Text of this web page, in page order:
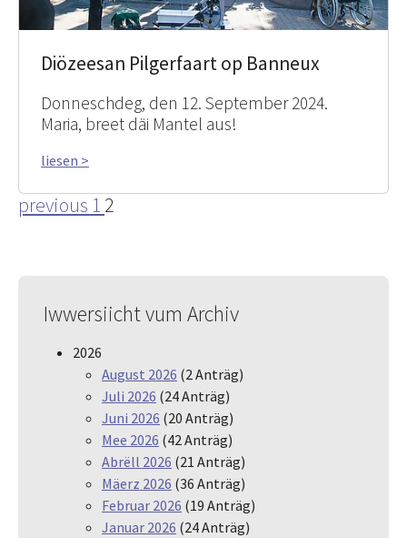
Diözeesan Pilgerfaart op Banneux
Donneschdeg, den 12. September 2024.
Maria, breet däi Mantel aus!
liesen >
previous 1 2
Iwwersiicht vum Archiv
2026
August 2026 (2 Anträg)
Juli 2026 (24 Anträg)
Juni 2026 (20 Anträg)
Mee 2026 (42 Anträg)
Abrëll 2026 (21 Anträg)
Mäerz 2026 (36 Anträg)
Februar 2026 (19 Anträg)
Januar 2026 (24 Anträg)